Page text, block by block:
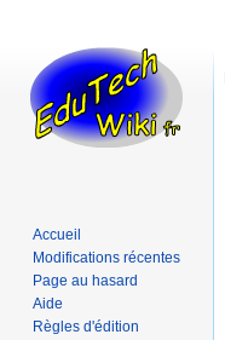
Accueil
Modifications récentes
Page au hasard
Aide
Règles d'édition